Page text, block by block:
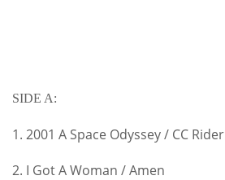
SIDE A:
1. 2001 A Space Odyssey / CC Rider
2. I Got A Woman / Amen